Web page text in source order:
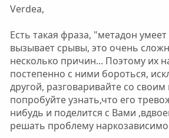
ы
й
г
о
л
о
с
г
Verdea,
Есть такая фраза, "метадон
вызывает срывы, это очень
несколько причин... Поэтому их
постепенно с ними бороться,
другой, разговаривайте со
попробуйте узнать,что его
нибудь и поделится с Вами
решать проблему